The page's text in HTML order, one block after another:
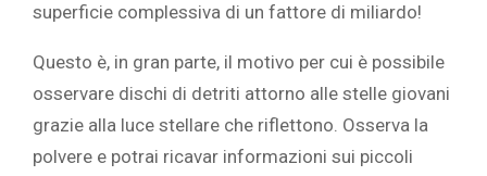
superficie complessiva di un fattore di miliardo!
Questo è, in gran parte, il motivo per cui è possibile
osservare dischi di detriti attorno alle stelle giovani
grazie alla luce stellare che riflettono. Osserva la
polvere e potrai ricavar informazioni sui piccoli